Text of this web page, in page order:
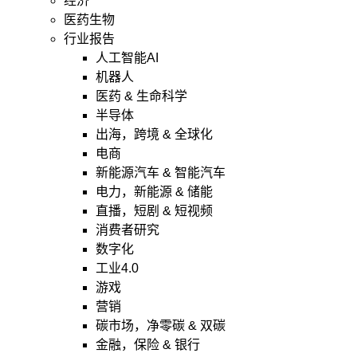
医药生物
行业报告
人工智能AI
机器人
医药 & 生命科学
半导体
出海，跨境 & 全球化
电商
新能源汽车 & 智能汽车
电力，新能源 & 储能
直播，短剧 & 短视频
消费者研究
数字化
工业4.0
游戏
营销
碳市场，净零碳 & 双碳
金融，保险 & 银行